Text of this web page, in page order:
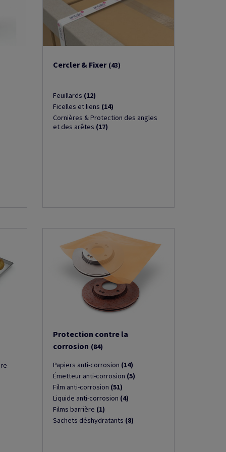
Cercler & Fixer (43)
Feuillards (12)
Ficelles et liens (14)
Cornières & Protection des angles
et des arêtes (17)
Protection contre la
corrosion (84)
Papiers anti-corrosion (14)
Émetteur anti-corrosion (5)
Film anti-corrosion (51)
Liquide anti-corrosion (4)
Films barrière (1)
Sachets déshydratants (8)